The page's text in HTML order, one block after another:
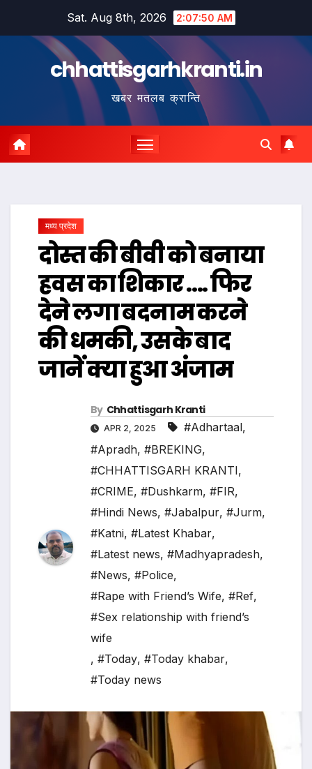
Sat. Aug 8th, 2026 2:07:51 AM
chhattisgarhkranti.in
खबर मतलब क्रान्ति
मध्य प्रदेश
दोस्त की बीवी को बनाया
हवस का शिकार …. फिर
देने लगा बदनाम करने
की धमकी, उसके बाद
जानें क्या हुआ अंजाम
By Chhattisgarh Kranti
APR 2, 2025 #Adhartaal,
#Apradh, #BREKING,
#CHHATTISGARH KRANTI,
#CRIME, #Dushkarm, #FIR,
#Hindi News, #Jabalpur, #Jurm,
#Katni, #Latest Khabar,
#Latest news, #Madhyapradesh,
#News, #Police,
#Rape with Friend’s Wife, #Ref,
#Sex relationship with friend’s
wife
, #Today, #Today khabar,
#Today news